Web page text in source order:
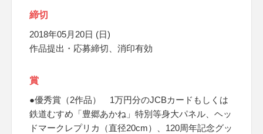
締切
2018年05月20日 (日)
作品提出・応募締切、消印有効
賞
●優秀賞（2作品） 1万円分のJCBカードもしくは
鉄道むすめ「豊郷あかね」特別等身大パネル、ヘッ
ドマークレプリカ（直径20cm）、120周年記念グッ